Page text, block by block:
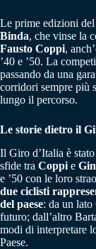
Le prime edizioni
Binda, che vinse la
Fausto Coppi,
’40 e ’50. La
passando da una
corridori sempre più
lungo il percorso.
Le storie dietro il
Il Giro d’Italia è
sfide tra Coppi e
e ’50 con le loro
due ciclisti
del paese: da un
futuro; dall’altro
modi di interpretare
Paese.